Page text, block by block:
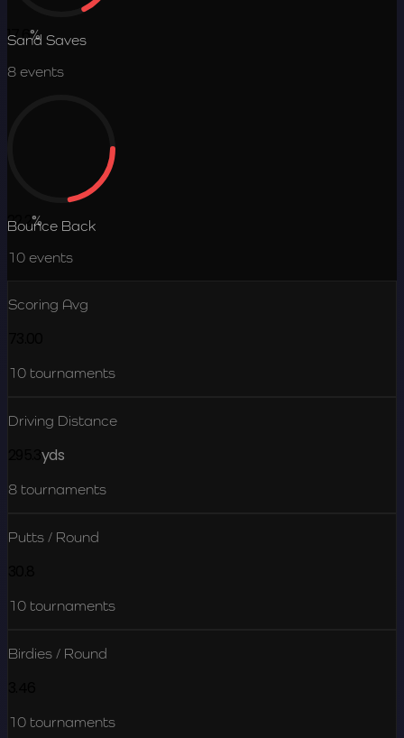
17.6%
Sand Saves
8 events
22.2%
Bounce Back
10 events
Scoring Avg
10 tournaments
Driving Distance
yds
8 tournaments
Putts / Round
10 tournaments
Birdies / Round
10 tournaments